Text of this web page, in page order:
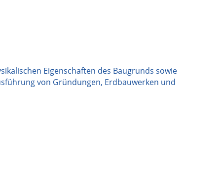
Eigenschaften des Baugrunds sowie
von Gründungen, Erdbauwerken und